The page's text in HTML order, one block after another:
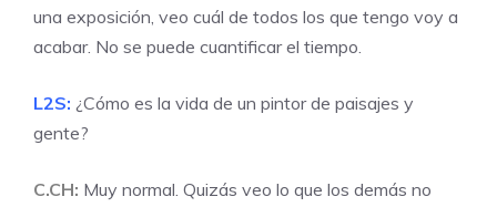
una exposición, veo cuál de todos los que tengo voy a
acabar. No se puede cuantificar el tiempo.
L2S: ¿Cómo es la vida de un pintor de paisajes y
gente?
C.CH: Muy normal. Quizás veo lo que los demás no